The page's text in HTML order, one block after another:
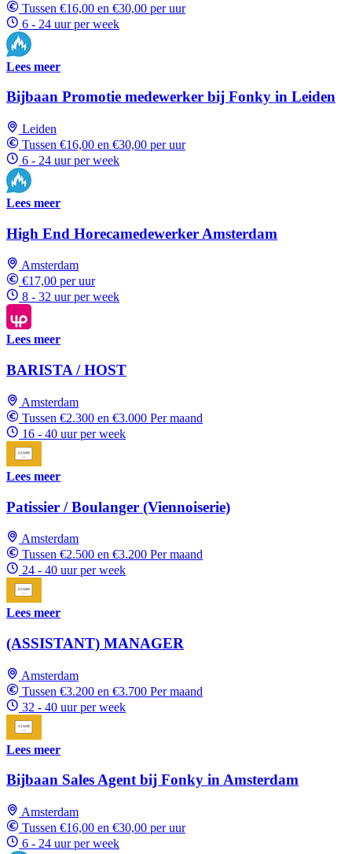
Tussen €16,00 en €30,00 per uur
6 - 24 uur per week
Lees meer
Bijbaan Promotie medewerker bij Fonky in Leiden
Leiden
Tussen €16,00 en €30,00 per uur
6 - 24 uur per week
Lees meer
High End Horecamedewerker Amsterdam
Amsterdam
€17,00 per uur
8 - 32 uur per week
Lees meer
BARISTA / HOST
Amsterdam
Tussen €2.300 en €3.000 Per maand
16 - 40 uur per week
Lees meer
Patissier / Boulanger (Viennoiserie)
Amsterdam
Tussen €2.500 en €3.200 Per maand
24 - 40 uur per week
Lees meer
(ASSISTANT) MANAGER
Amsterdam
Tussen €3.200 en €3.700 Per maand
32 - 40 uur per week
Lees meer
Bijbaan Sales Agent bij Fonky in Amsterdam
Amsterdam
Tussen €16,00 en €30,00 per uur
6 - 24 uur per week